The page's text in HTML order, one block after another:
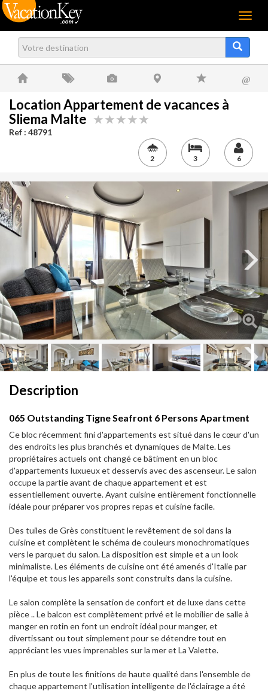
Menu
@
Location Appartement de vacances à
Sliema Malte
Ref : 48791
2 3 6
Description
065 Outstanding Tigne Seafront 6 Persons Apartment
Ce bloc récemment fini d'appartements est situé dans le cœur d'un
des endroits les plus branchés et dynamiques de Malte. Les
propriétaires actuels ont changé ce bâtiment en un bloc
d'appartements luxueux et desservis avec des ascenseur. Le salon
occupe la partie avant de chaque appartement et est
essentiellement ouverte. Ayant cuisine entièrement fonctionnelle
idéale pour préparer vos propres repas et cuisine facile.
Des tuiles de Grès constituent le revêtement de sol dans la
cuisine et complètent le schéma de couleurs monochromatiques
vers le parquet du salon. La disposition est simple et a un look
minimaliste. Les éléments de cuisine ont été amenés d'Italie par
l'équipe et tous les appareils sont construits dans la cuisine.
Le salon complète la sensation de confort et de luxe dans cette
pièce .. Le balcon est complètement privé et le mobilier de salle à
manger en rotin en font un endroit idéal pour manger, et
divertissant ou tout simplement pour se détendre tout en
appréciant les vues imprenables sur la mer et La Valette.
En plus de toute les finitions de haute qualité dans l'ensemble de
chaque appartement l'utilisation intelligente de l'éclairage a été